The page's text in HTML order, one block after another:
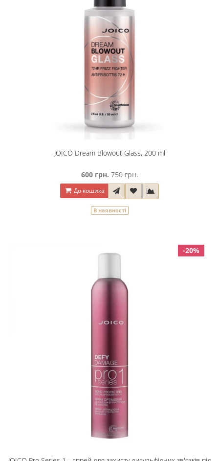
JOICO Dream Blowout Glass, 200 ml
600 грн. 750 грн.
До кошика
В наявності
-20%